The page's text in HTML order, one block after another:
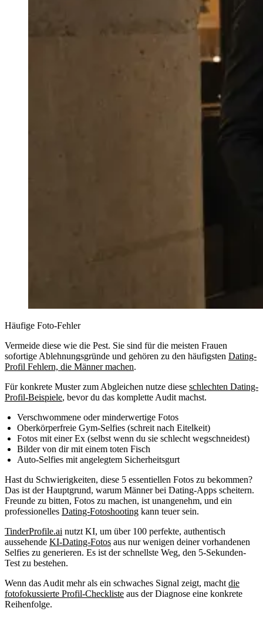
Häufige Foto-Fehler
Vermeide diese wie die Pest. Sie sind für die meisten Frauen
sofortige Ablehnungsgründe und gehören zu den häufigsten Dating-
Profil Fehlern, die Männer machen.
Für konkrete Muster zum Abgleichen nutze diese schlechten Dating-
Profil-Beispiele, bevor du das komplette Audit machst.
Verschwommene oder minderwertige Fotos
Oberkörperfreie Gym-Selfies (schreit nach Eitelkeit)
Fotos mit einer Ex (selbst wenn du sie schlecht wegschneidest)
Bilder von dir mit einem toten Fisch
Auto-Selfies mit angelegtem Sicherheitsgurt
Hast du Schwierigkeiten, diese 5 essentiellen Fotos zu bekommen?
Das ist der Hauptgrund, warum Männer bei Dating-Apps scheitern.
Freunde zu bitten, Fotos zu machen, ist unangenehm, und ein
professionelles Dating-Fotoshooting kann teuer sein.
TinderProfile.ai nutzt KI, um über 100 perfekte, authentisch
aussehende KI-Dating-Fotos aus nur wenigen deiner vorhandenen
Selfies zu generieren. Es ist der schnellste Weg, den 5-Sekunden-
Test zu bestehen.
Wenn das Audit mehr als ein schwaches Signal zeigt, macht die
fotofokussierte Profil-Checkliste aus der Diagnose eine konkrete
Reihenfolge.